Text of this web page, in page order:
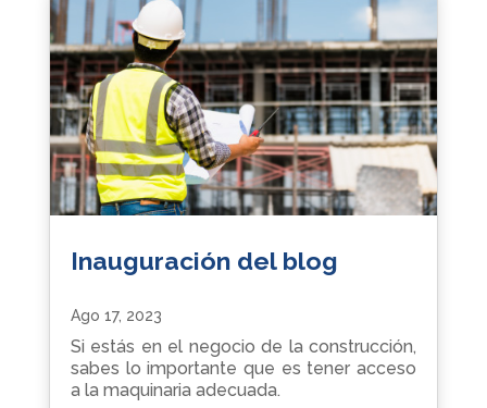
Inauguración del blog
Ago 17, 2023
Si estás en el negocio de la construcción,
sabes lo importante que es tener acceso
a la maquinaria adecuada.